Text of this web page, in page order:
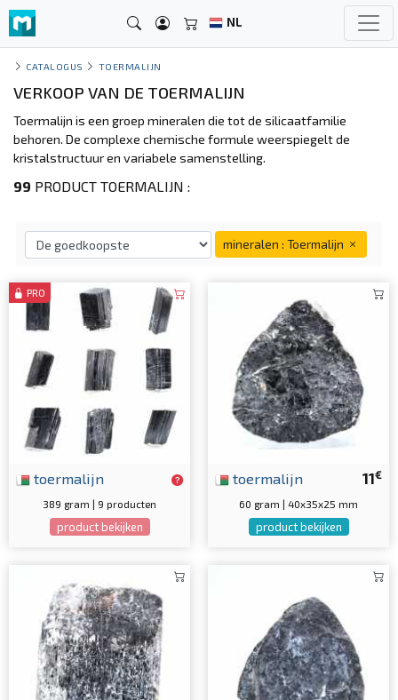
NL
CATALOGUS TOERMALIJN
VERKOOP VAN DE TOERMALIJN
Toermalijn is een groep mineralen die tot de silicaatfamilie
behoren. De complexe chemische formule weerspiegelt de
kristalstructuur en variabele samenstelling.
99 PRODUCT TOERMALIJN :
mineralen : Toermalijn
PRO
toermalijn
389 gram | 9 producten
product bekijken
11€
toermalijn
60 gram | 40x35x25 mm
product bekijken